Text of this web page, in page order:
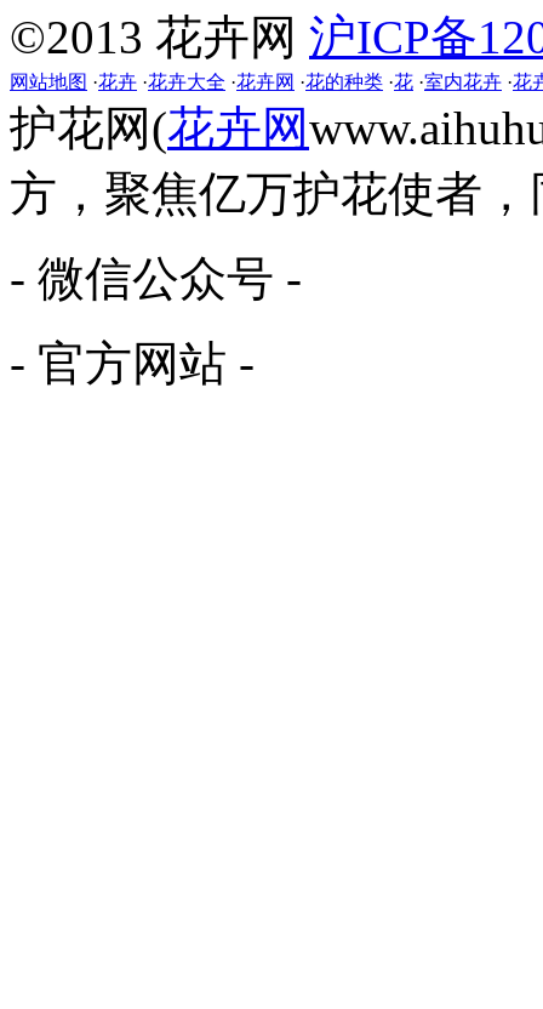
©2013 花卉网 沪ICP备
网站地图 ·花卉 ·花卉大全 ·花卉网 ·花的种类 ·花 ·室内花卉 ·花
护花网(花卉网
方，聚焦亿万护花使者
- 微信公众号 -
- 官方网站 -